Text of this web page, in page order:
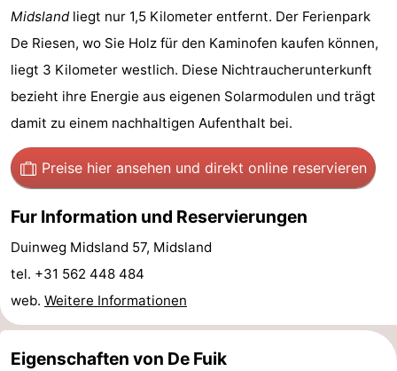
-
Bauernhöfe
-
Minigolfplätze
Wellness-
Zentren
Natur
Führungen
Sport
Midslandliegt nur 1,5 Kilometer entfernt. Der Ferienpark
De Riesen, wo Sie Holz für den Kaminofen kaufen können,
liegt 3 Kilometer westlich. Diese Nichtraucherunterkunft
bezieht ihre Energie aus eigenen Solarmodulen und trägt
damit zu einem nachhaltigen Aufenthalt bei.
Preise hier ansehen und direkt online reservieren
Fur Information und Reservierungen
Duinweg Midsland 57, Midsland
tel. +31 562 448 484
web. Weitere Informationen
Eigenschaften von De Fuik